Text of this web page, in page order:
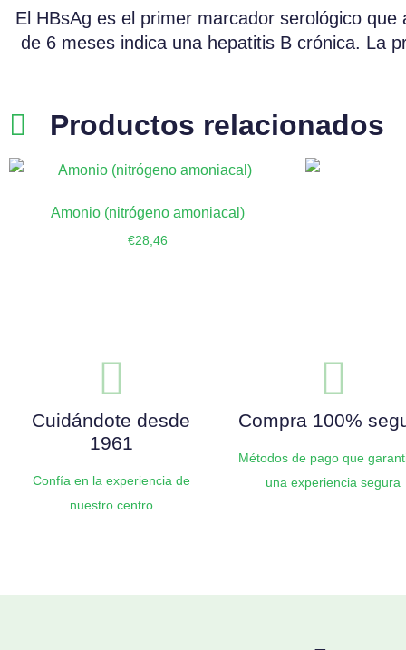
El HBsAg es el primer marcador serológico
de 6 meses indica una hepatitis B crónica. La
Productos relacionados
Amonio (nitrógeno amoniacal)
€28,46
Cuidándote desde
1961
Confía en la experiencia de
nuestro centro
Compra 100%
Métodos de pago que
una experiencia segura